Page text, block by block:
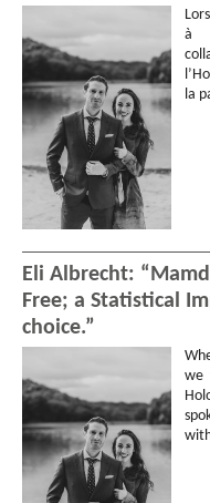
à
la
Eli Albrecht:
Free; a Statistical
choice.”
we